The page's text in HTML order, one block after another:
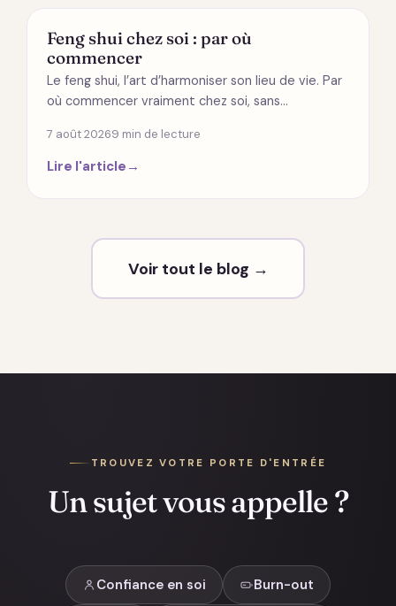
MODES DE VIE
Feng shui chez soi : par où
commencer
Le feng shui, l’art d’harmoniser son lieu de vie. Par
où commencer vraiment chez soi, sans…
7 août 20269 min de lecture
Lire l'article →
Voir tout le blog →
TROUVEZ VOTRE PORTE D'ENTRÉE
Un sujet vous appelle ?
Confiance en soi Burn-out